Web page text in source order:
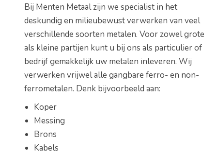
Bij Menten Metaal zijn we specialist in het
deskundig en milieubewust verwerken van veel
verschillende soorten metalen. Voor zowel grote
als kleine partijen kunt u bij ons als particulier of
bedrijf gemakkelijk uw metalen inleveren. Wij
verwerken vrijwel alle gangbare ferro- en non-
ferrometalen. Denk bijvoorbeeld aan:
Koper
Messing
Brons
Kabels